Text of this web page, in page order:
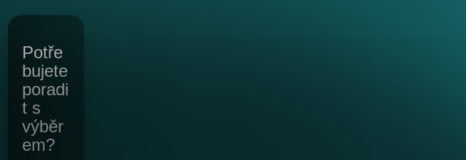
Potře
bujete
poradi
t s
výběr
em?